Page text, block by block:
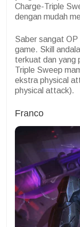
Charge-Triple
dengan mudah
Saber sangat
game. Skill
terkuat dan yang
Triple Sweep
ekstra physical
physical attack).
Franco